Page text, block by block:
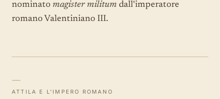
nominato magister militum dall'imperatore
romano Valentiniano III.
—
ATTILA E L'IMPERO ROMANO